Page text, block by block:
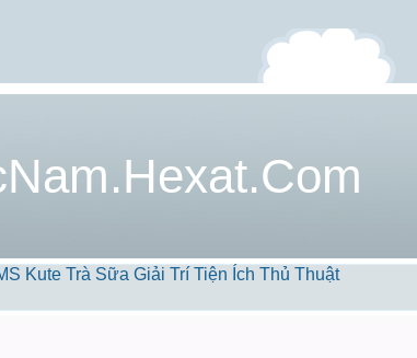
Kute Trà Sữa Giải Trí Tiện Ích Thủ Thuật